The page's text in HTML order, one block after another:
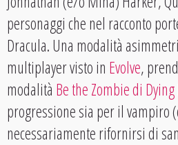
personaggi che nel racconto
Dracula. Una modalità
multiplayer visto in Evolve,
modalità Be the Zombie di
progressione sia per il vampiro
necessariamente rifornirsi di